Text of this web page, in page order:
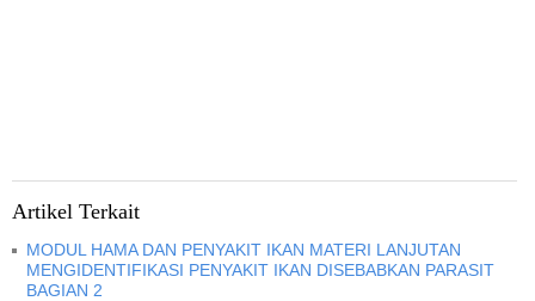
Artikel Terkait
MODUL HAMA DAN PENYAKIT IKAN MATERI LANJUTAN
MENGIDENTIFIKASI PENYAKIT IKAN DISEBABKAN PARASIT
BAGIAN 2